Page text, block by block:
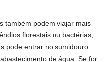
também podem viajar mais
florestais ou bactérias,
pode entrar no sumidouro
de água. Se for